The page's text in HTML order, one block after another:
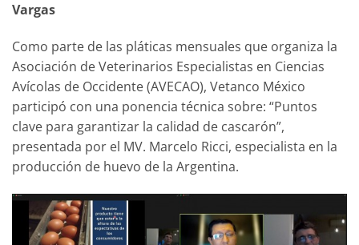
Vargas
Como parte de las pláticas mensuales que organiza la
Asociación de Veterinarios Especialistas en Ciencias
Avícolas de Occidente (AVECAO), Vetanco México
participó con una ponencia técnica sobre: “Puntos
clave para garantizar la calidad de cascarón”,
presentada por el MV. Marcelo Ricci, especialista en la
producción de huevo de la Argentina.